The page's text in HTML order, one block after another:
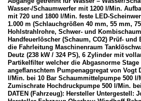
Wasser-/Schaumwerfer mit 1200 l/Min.
mit 720 und 1800 l/Min. feste LED-
1.000 m (Schlauchgrößen 40 mm, 55 mm,
Hohlstrahlrohre, Schwer- und
Handfeuerlöscher (Schaum, CO2) Prüf-
die Fahrleitung Maschinenraum
Deutz (238 kW / 324 PS), 6 Zylinder mit
Partikelfilter welcher die Abgasnorme
angeflanschtem Pumpenaggregat von Vogt
l/Min. bei 10 Bar Schaummittelpumpe 500 l/
Zumischrate Hochdruckpumpe 500 l/Min.
DATEN (Fahrzeug): Hersteller Untergestell: